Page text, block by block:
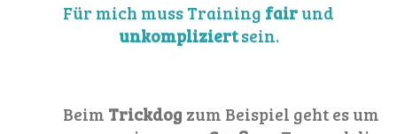
Für mich muss Training fair und
unkompliziertsein.
Beim Trickdog zum Beispiel geht es um